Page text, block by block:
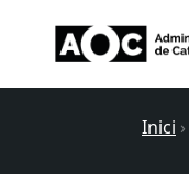
Inici ›